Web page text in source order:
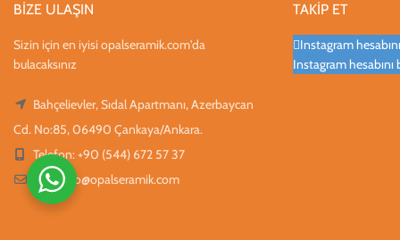
BİZE ULAŞIN
Sizin için en iyisi opalseramik.com'da
bulacaksınız
Bahçelievler, Sıdal Apartmanı, Azerbaycan
Cd. No:85, 06490 Çankaya/Ankara.
Telefon: +90 (544) 672 57 37
Mail:info@opalseramik.com
TAKİP ET
Instagram
Instagram